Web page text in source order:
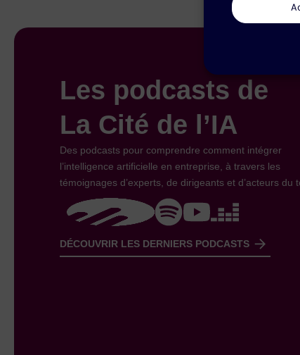
Les podcasts de
La Cité de l’IA
Des podcasts pour comprendre comment intégrer
l’intelligence artificielle en entreprise, à travers les
témoignages d’experts, de dirigeants et d’acteurs du
DÉCOUVRIR LES DERNIERS PODCASTS